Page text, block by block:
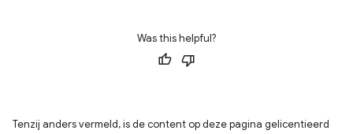
Was this helpful?
Tenzij anders vermeld, is de content op deze pagina gelicentieerd